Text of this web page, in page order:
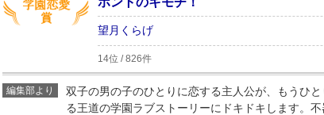
望月くらげ
14位 / 826件
編集部より
双子の男の子のひとりに恋する主人公が、もうひ
る王道の学園ラブストーリーにドキドキします。